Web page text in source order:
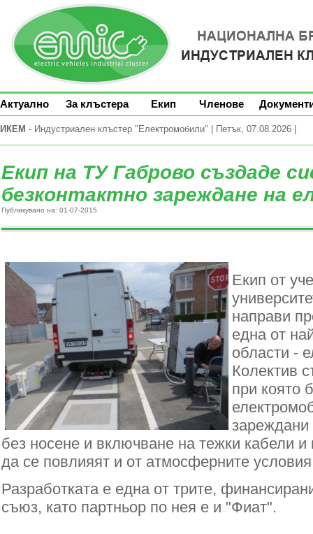
Актуално За клъстера Екип Членове
ИКЕМ - Индустриален клъстер "Електромобили" | Петък, 07.08.2026 |
Екип на ТУ Габрово създаде
безконтактно зареждане на
Публикувано на: 01-07-2015
Екип от
направи
една от
области -
Колектив
при която
зареждани
без носене и включване на тежки кабели и
да се повлияят и от атмосферните
Разработката е една от трите,
съюз, като партньор по нея е и "Фиат".